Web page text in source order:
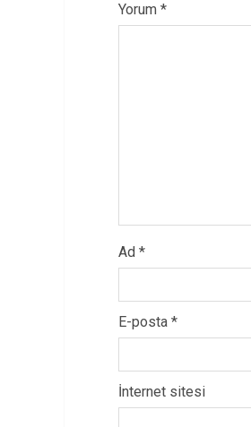
Yorum *
Ad *
E-posta *
İnternet sitesi